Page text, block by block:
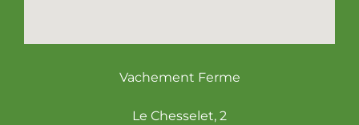
Vachement Ferme
Le Chesselet, 2